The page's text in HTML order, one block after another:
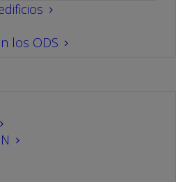
los ODS
entender el
de energía en
X